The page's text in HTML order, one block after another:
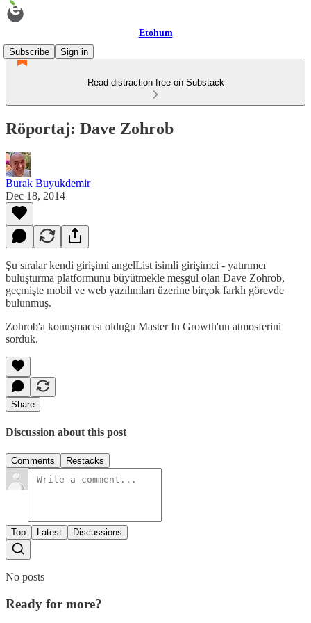
Etohum
Subscribe
Sign in
Read distraction-free on Substack
Röportaj: Dave Zohrob
Burak Buyukdemir
Dec 18, 2014
Şu sıralar kendi girişimi angelList isimli girişimci - yatırımcı
buluşturma platformunu büyütmekle meşgul olan Dave Zohrob,
geçmişte mobil ve web yazılımları üzerine birçok farklı görevde
bulunmuş.
Zohrob'a konuşmacısı olduğu Master In Growth'un atmosferini
sorduk.
Share
Discussion about this post
Comments Restacks
Top Latest Discussions
No posts
Ready for more?